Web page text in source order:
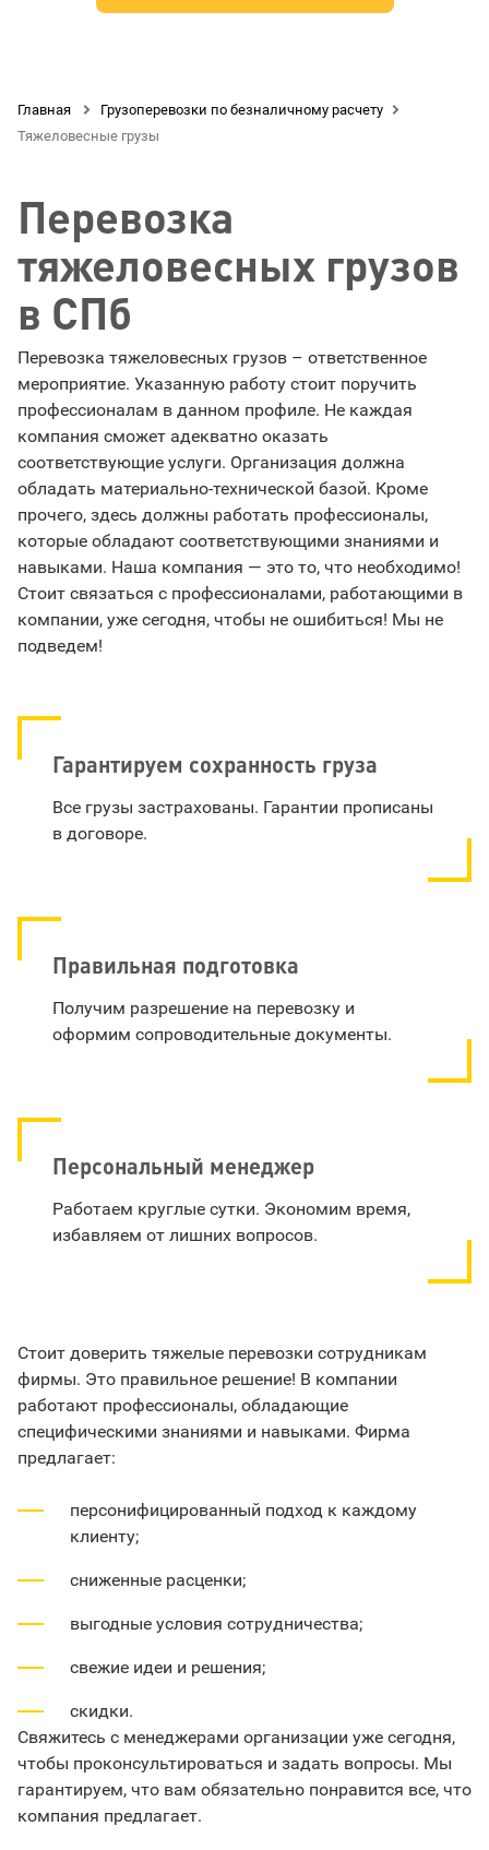
Главная  Грузоперевозки по безналичному расчету 
Тяжеловесные грузы
Перевозка
тяжеловесных грузов
в СПб
Перевозка тяжеловесных грузов – ответственное
мероприятие. Указанную работу стоит поручить
профессионалам в данном профиле. Не каждая
компания сможет адекватно оказать
соответствующие услуги. Организация должна
обладать материально-технической базой. Кроме
прочего, здесь должны работать профессионалы,
которые обладают соответствующими знаниями и
навыками. Наша компания — это то, что необходимо!
Стоит связаться с профессионалами, работающими в
компании, уже сегодня, чтобы не ошибиться! Мы не
подведем!
Гарантируем сохранность груза
Все грузы застрахованы. Гарантии прописаны
в договоре.
Правильная подготовка
Получим разрешение на перевозку и
оформим сопроводительные документы.
Персональный менеджер
Работаем круглые сутки. Экономим время,
избавляем от лишних вопросов.
Стоит доверить тяжелые перевозки сотрудникам
фирмы. Это правильное решение! В компании
работают профессионалы, обладающие
специфическими знаниями и навыками. Фирма
предлагает:
персонифицированный подход к каждому
клиенту;
сниженные расценки;
выгодные условия сотрудничества;
свежие идеи и решения;
скидки.
Свяжитесь с менеджерами организации уже сегодня,
чтобы проконсультироваться и задать вопросы. Мы
гарантируем, что вам обязательно понравится все, что
компания предлагает.